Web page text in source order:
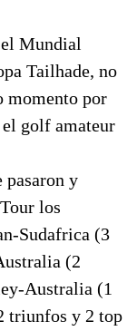
Mundial
Tailhade, no
momento por
golf amateur
pasaron y
los
Sudafrica (3
(2
Australia (1
triunfos y 2 top